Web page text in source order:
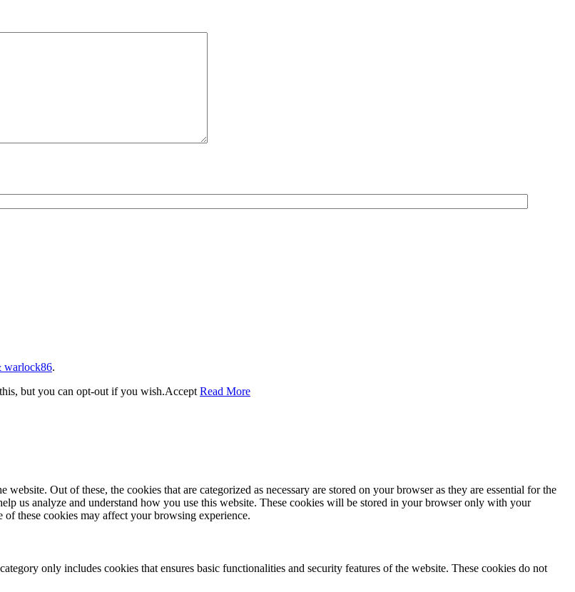
warlock86.
but you can opt-out if you wish.Accept Read More
Out of these, the cookies that are categorized as necessary are stored on your browser as they are essential for the
us analyze and understand how you use this website. These cookies will be stored in your browser only with your
these cookies may affect your browsing experience.
only includes cookies that ensures basic functionalities and security features of the website. These cookies do not